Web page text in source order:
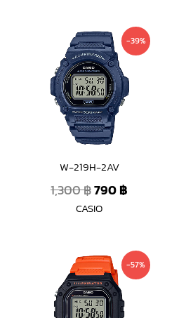
-39%
W-219H-2AV
1,300฿
Original
price
was:
1,300 ฿.
790฿
Current
price
790 ฿.
CASIO
-57%
Original
price
was:
1,590 ฿.
Current
price